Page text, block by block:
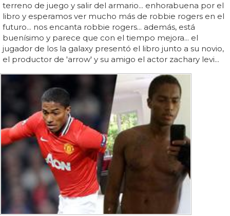
terreno de juego y salir del armario... enhorabuena por el
libro y esperamos ver mucho más de robbie rogers en el
futuro... nos encanta robbie rogers... además, está
buenísimo y parece que con el tiempo mejora... el
jugador de los la galaxy presentó el libro junto a su novio,
el productor de 'arrow' y su amigo el actor zachary levi...